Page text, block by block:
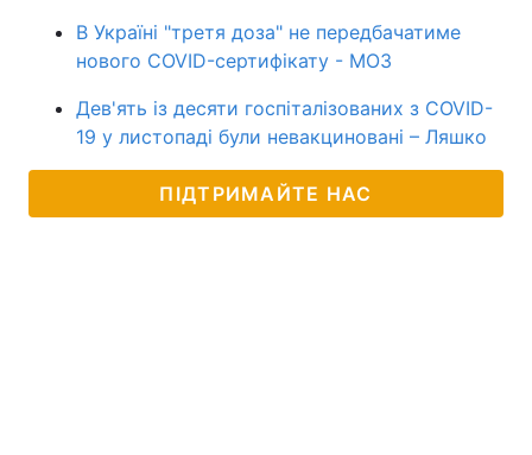
В Україні "третя доза" не передбачатиме
нового COVID-сертифікату - МОЗ
Дев'ять із десяти госпіталізованих з COVID-
19 у листопаді були невакциновані – Ляшко
ПІДТРИМАЙТЕ НАС